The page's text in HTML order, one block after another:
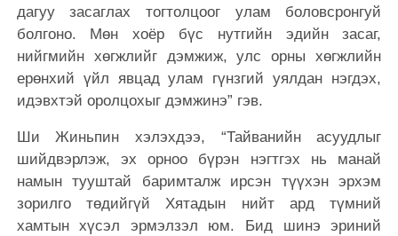
дагуу засаглах тогтолцоог улам боловсронгуй
болгоно. Мөн хоёр бүс нутгийн эдийн засаг,
нийгмийн хөгжлийг дэмжиж, улс орны хөгжлийн
ерөнхий үйл явцад улам гүнзгий уялдан нэгдэх,
идэвхтэй оролцохыг дэмжинэ” гэв.
Ши Жиньпин хэлэхдээ, “Тайванийн асуудлыг
шийдвэрлэж, эх орноо бүрэн нэгтгэх нь манай
намын тууштай баримталж ирсэн түүхэн эрхэм
зорилго төдийгүй Хятадын нийт ард түмний
хамтын хүсэл эрмэлзэл юм. Бид шинэ эриний